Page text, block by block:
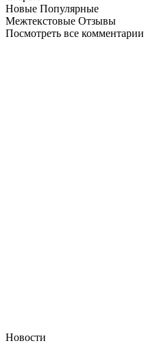
Новые Популярные
Межтекстовые Отзывы
Посмотреть все комментарии
Новости